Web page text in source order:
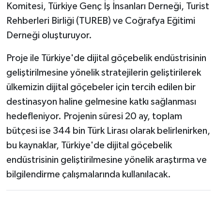
Komitesi, Türkiye Genç İş İnsanları Derneği, Turist
Rehberleri Birliği (TUREB) ve Coğrafya Eğitimi
Derneği oluşturuyor.
Proje ile Türkiye'de dijital göçebelik endüstrisinin
geliştirilmesine yönelik stratejilerin geliştirilerek
ülkemizin dijital göçebeler için tercih edilen bir
destinasyon haline gelmesine katkı sağlanması
hedefleniyor. Projenin süresi 20 ay, toplam
bütçesi ise 344 bin Türk Lirası olarak belirlenirken,
bu kaynaklar, Türkiye'de dijital göçebelik
endüstrisinin geliştirilmesine yönelik araştırma ve
bilgilendirme çalışmalarında kullanılacak.